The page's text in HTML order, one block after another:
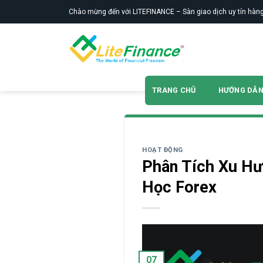
to
Chào mừng đến với LITEFINANCE – Sàn giao dịch uy tín
TRANG CHỦ HƯỚNG DẪN
HOẠT ĐỘNG
Phân Tích Xu
Học Forex
07